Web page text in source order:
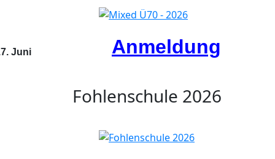
Juni Anmeldung
Fohlenschule 2026